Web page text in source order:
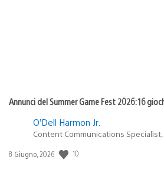
Annunci del Summer Game Fest 2026: 16
O’Dell Harmon Jr.
Content Communications Specialist,
Data
8 Giugno, 2026 10